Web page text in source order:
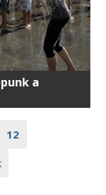
a
12